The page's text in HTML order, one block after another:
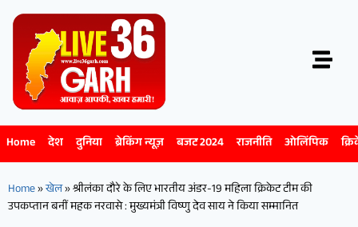
Home देश दुनिया ब्रेकिंग न्यूज़ बजट 2024 राजनीति ओलिंपिक
Home»खेल»श्रीलंका दौरे के लिए भारतीय अंडर-19 महिला क्रिकेट टीम की
उपकप्तान बनीं महक नरवासे : मुख्यमंत्री विष्णु देव साय ने किया सम्मानित